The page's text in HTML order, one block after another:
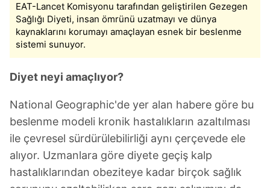
EAT-Lancet Komisyonu tarafından geliştirilen Gezegen
Sağlığı Diyeti, insan ömrünü uzatmayı ve dünya
kaynaklarını korumayı amaçlayan esnek bir beslenme
sistemi sunuyor.
Diyet neyi amaçlıyor?
National Geographic'de yer alan habere göre bu
beslenme modeli kronik hastalıkların azaltılması
ile çevresel sürdürülebilirliği aynı çerçevede ele
alıyor. Uzmanlara göre diyete geçiş kalp
hastalıklarından obeziteye kadar birçok sağlık